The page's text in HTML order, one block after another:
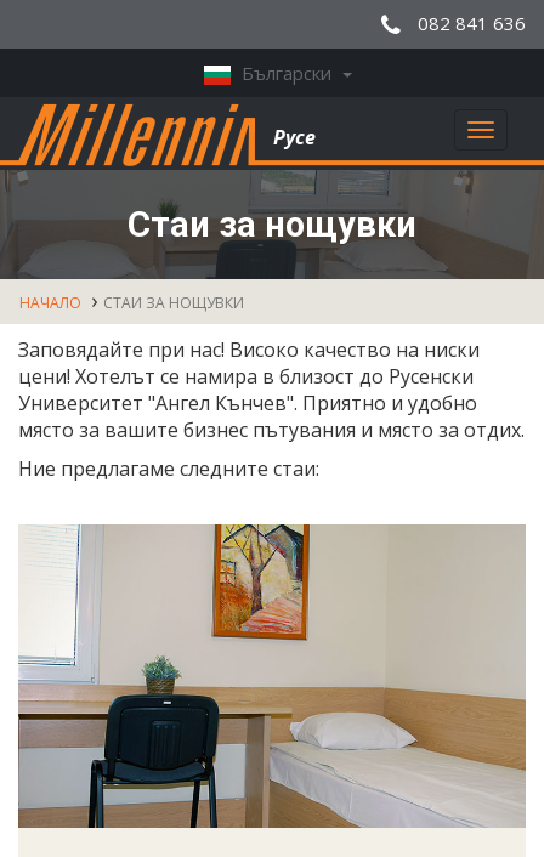
082 841 636
Български
Toggle
Русе
Стаи за нощувки
НАЧАЛО СТАИ ЗА НОЩУВКИ
Заповядайте при нас! Високо качество на ниски
цени! Хотелът се намира в близост до Русенски
Университет "Ангел Кънчев". Приятно и удобно
място за вашите бизнес пътувания и място за отдих.
Ние предлагаме следните стаи: